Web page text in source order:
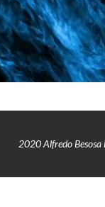
2020 Alfredo Besosa